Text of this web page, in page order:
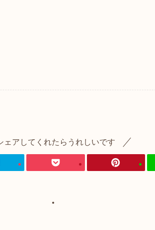
ェアしてくれたらうれしいです